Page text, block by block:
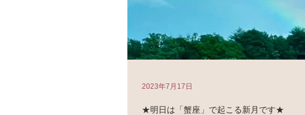
★明日は「蟹座」で起こる新月です★
2023年7月17日